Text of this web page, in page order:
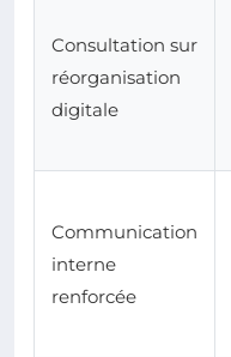
Consultation sur
réorganisation
digitale
Communication
interne
renforcée